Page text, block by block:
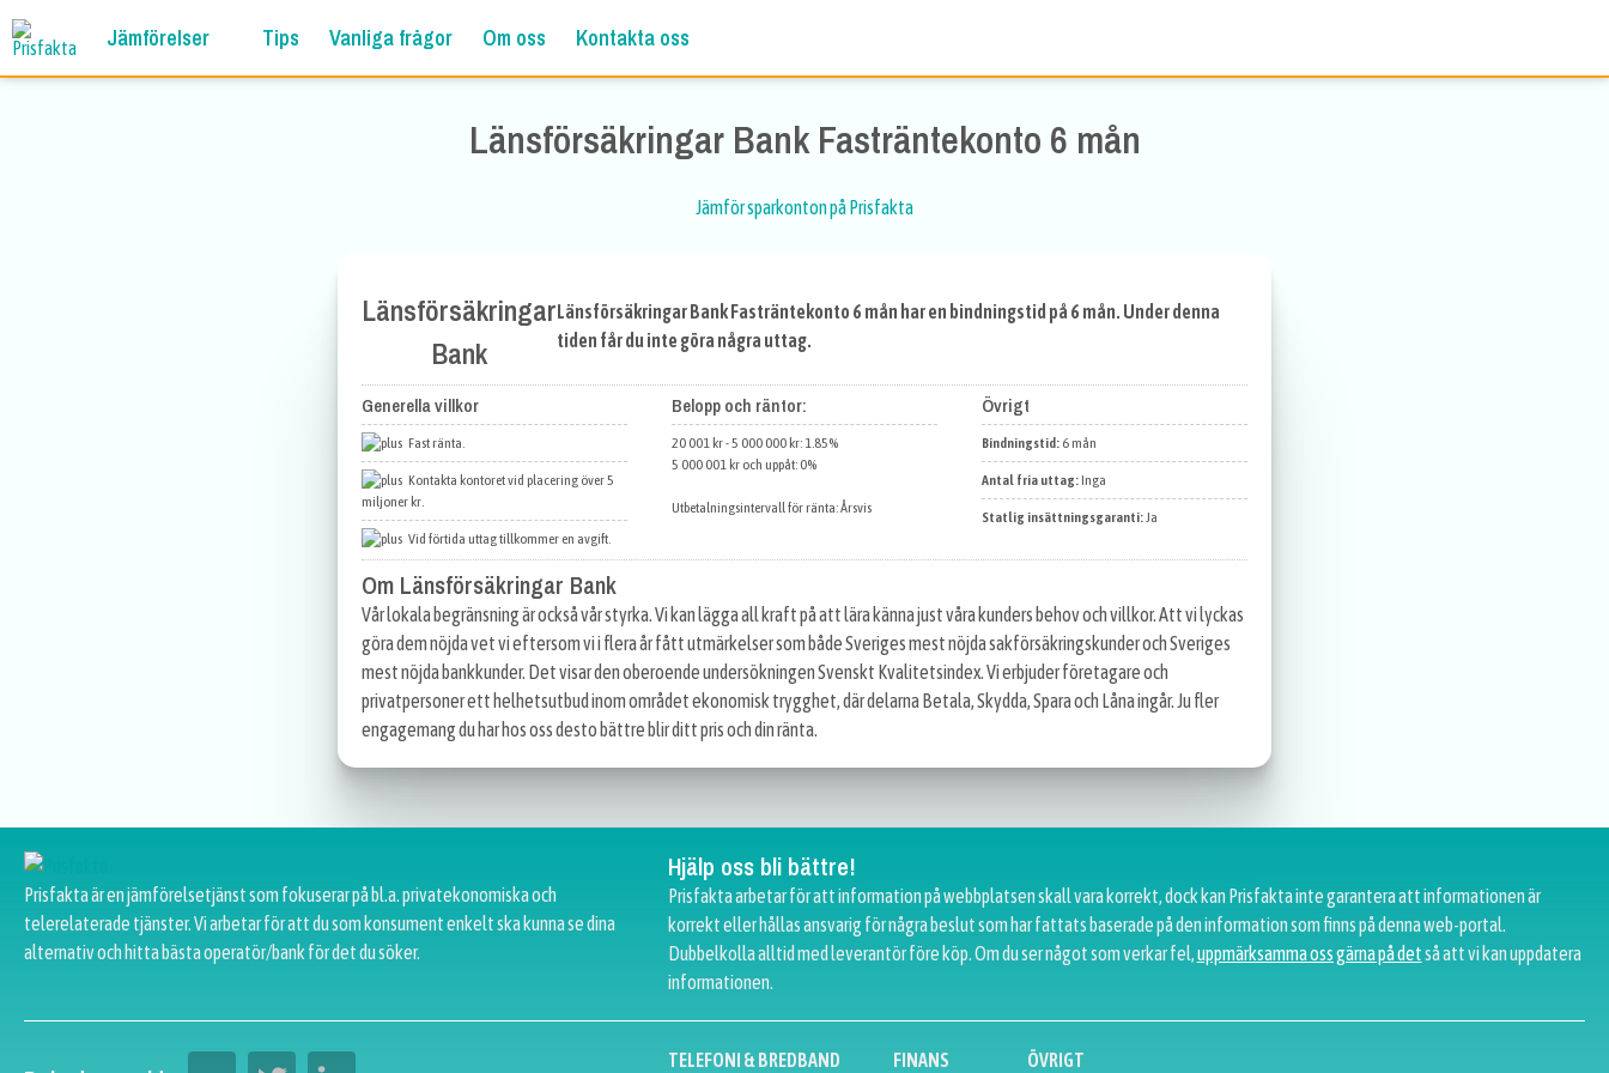
Jämförelser Tips Vanliga frågor Om oss Kontakta oss
Länsförsäkringar Bank Fasträntekonto 6 mån
Jämför sparkonton på Prisfakta
Länsförsäkringar
Bank
Länsförsäkringar Bank Fasträntekonto 6 mån har en bindningstid på 6 mån. Under denna
tiden får du inte göra några uttag.
Generella villkor
Fast ränta.
Kontakta kontoret vid placering över 5
miljoner kr.
Vid förtida uttag tillkommer en avgift.
Belopp och räntor:
20 001 kr - 5 000 000 kr: 1.85%
5 000 001 kr och uppåt: 0%
Utbetalningsintervall för ränta: Årsvis
Övrigt
Bindningstid: 6 mån
Antal fria uttag: Inga
Statlig insättningsgaranti:Ja
Om Länsförsäkringar Bank
Vår lokala begränsning är också vår styrka. Vi kan lägga all kraft på att lära känna just våra kunders behov och villkor. Att vi lyckas
göra dem nöjda vet vi eftersom vi i flera år fått utmärkelser som både Sveriges mest nöjda sakförsäkringskunder och Sveriges
mest nöjda bankkunder. Det visar den oberoende undersökningen Svenskt Kvalitetsindex. Vi erbjuder företagare och
privatpersoner ett helhetsutbud inom området ekonomisk trygghet, där delarna Betala, Skydda, Spara och Låna ingår. Ju fler
engagemang du har hos oss desto bättre blir ditt pris och din ränta.
Prisfakta är en jämförelsetjänst som fokuserar på bl.a. privatekonomiska och
telerelaterade tjänster. Vi arbetar för att du som konsument enkelt ska kunna se dina
alternativ och hitta bästa operatör/bank för det du söker.
Hjälp oss bli bättre!
Prisfakta arbetar för att information på webbplatsen skall vara korrekt, dock kan Prisfakta inte garantera att informationen är
korrekt eller hållas ansvarig för några beslut som har fattats baserade på den information som finns på denna web-portal.
Dubbelkolla alltid med leverantör före köp. Om du ser något som verkar fel,uppmärksamma oss gärna på detså att vi kan uppdatera
informationen.
TELEFONI & BREDBAND FINANS ÖVRIGT